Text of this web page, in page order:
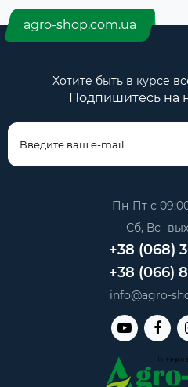
agro-shop.com.ua
Хотите быть в курсе
Подпишитесь на
Пн-Пт с
Сб, Вс-
+38 (068)
+38 (066)
info@agro-